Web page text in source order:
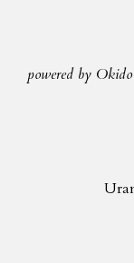
powered by Okido